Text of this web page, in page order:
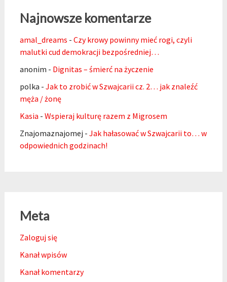
Najnowsze komentarze
amal_dreams - Czy krowy powinny mieć rogi, czyli
malutki cud demokracji bezpośredniej…
anonim - Dignitas – śmierć na życzenie
polka - Jak to zrobić w Szwajcarii cz. 2… jak znaleźć
męża / żonę
Kasia - Wspieraj kulturę razem z Migrosem
Znajomaznajomej - Jak hałasować w Szwajcarii to… w
odpowiednich godzinach!
Meta
Zaloguj się
Kanał wpisów
Kanał komentarzy